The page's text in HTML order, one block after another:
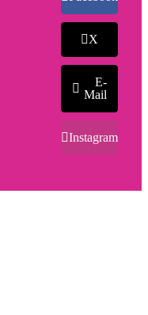
X
E-
Mail
Instagram